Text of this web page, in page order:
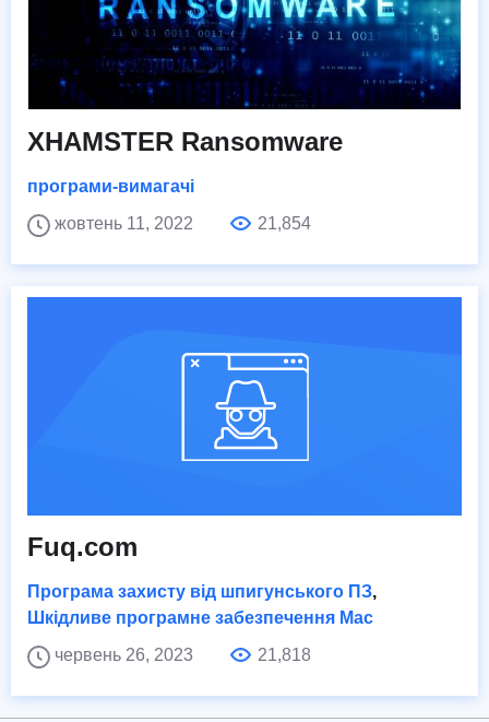
XHAMSTER Ransomware
програми-вимагачі
жовтень 11, 2022
21,854
Fuq.com
Програма захисту від шпигунського ПЗ,
Шкідливе програмне забезпечення Mac
червень 26, 2023
21,818